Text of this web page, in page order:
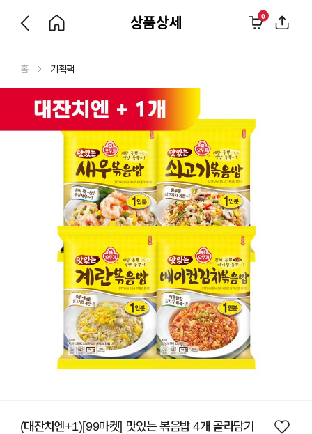
상품상세 0
홈 기획팩
(대잔치엔+1)[99마켓] 맛있는 볶음밥 4개 골라담기